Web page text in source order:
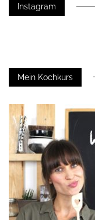
Instagram
Mein Kochkurs